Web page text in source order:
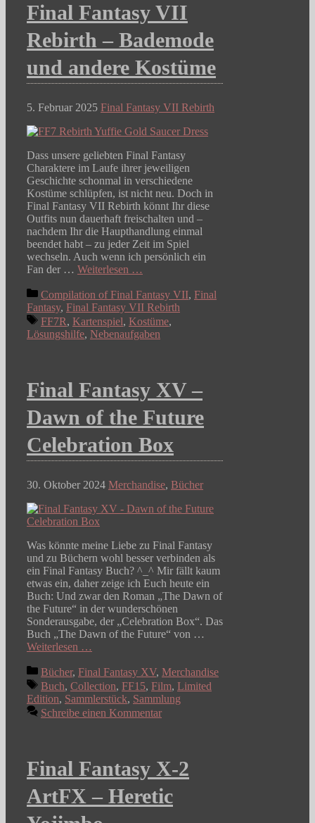
Final Fantasy VII
Rebirth – Bademode
und andere Kostüme
5. Februar 2025 Final Fantasy VII Rebirth
Dass unsere geliebten Final Fantasy
Charaktere im Laufe ihrer jeweiligen
Geschichte schonmal in verschiedene
Kostüme schlüpfen, ist nicht neu. Doch in
Final Fantasy VII Rebirth könnt Ihr diese
Outfits nun dauerhaft freischalten und –
nachdem Ihr die Haupthandlung einmal
beendet habt – zu jeder Zeit im Spiel
wechseln. Auch wenn ich persönlich ein
Fan der … Weiterlesen …
Kategorien
Compilation of Final Fantasy VII, Final
Fantasy, Final Fantasy VII Rebirth
Schlagwörter
FF7R, Kartenspiel, Kostüme,
Lösungshilfe, Nebenaufgaben
Final Fantasy XV –
Dawn of the Future
Celebration Box
30. Oktober 2024 Merchandise, Bücher
Was könnte meine Liebe zu Final Fantasy
und zu Büchern wohl besser verbinden als
ein Final Fantasy Buch? ^_^ Mir fällt kaum
etwas ein, daher zeige ich Euch heute ein
Buch: Und zwar den Roman „The Dawn of
the Future“ in der wunderschönen
Sonderausgabe, der „Celebration Box“. Das
Buch „The Dawn of the Future“ von …
Weiterlesen …
Kategorien
Bücher, Final Fantasy XV, Merchandise
Schlagwörter
Buch, Collection, FF15, Film, Limited
Edition, Sammlerstück, Sammlung
Schreibe einen Kommentar
Final Fantasy X-2
ArtFX – Heretic